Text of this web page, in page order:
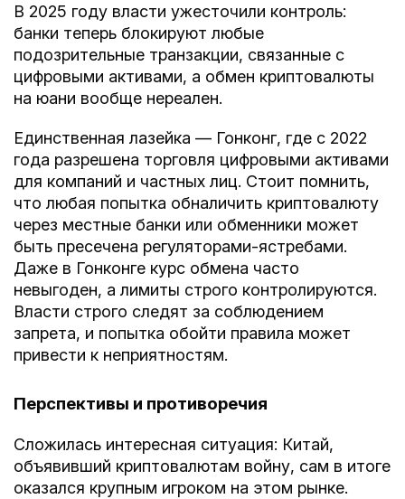
В 2025 году власти ужесточили контроль:
банки теперь блокируют любые
подозрительные транзакции, связанные с
цифровыми активами, а обмен криптовалюты
на юани вообще нереален.
Единственная лазейка — Гонконг, где с 2022
года разрешена торговля цифровыми активами
для компаний и частных лиц. Стоит помнить,
что любая попытка обналичить криптовалюту
через местные банки или обменники может
быть пресечена регуляторами-ястребами.
Даже в Гонконге курс обмена часто
невыгоден, а лимиты строго контролируются.
Власти строго следят за соблюдением
запрета, и попытка обойти правила может
привести к неприятностям.
Перспективы и противоречия
Сложилась интересная ситуация: Китай,
объявивший криптовалютам войну, сам в итоге
оказался крупным игроком на этом рынке.